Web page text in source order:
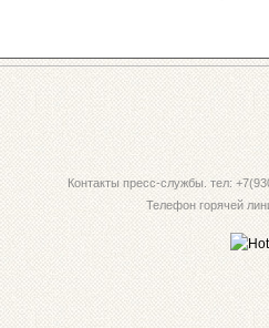
Контакты пресс-службы. тел:
Телефон горячей